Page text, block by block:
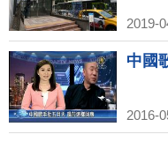
2019-
中國
2016-